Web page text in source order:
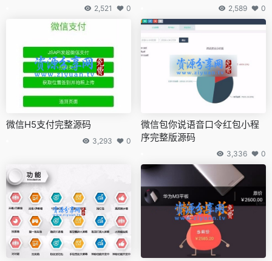
2,521 0 2,589 0
微信H5支付完整源码
3,293 0
微信包你说语音口令红包小程
序完整版源码
3,336 0